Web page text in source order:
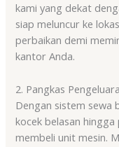
kami yang dekat
siap meluncur ke
perbaikan demi
kantor Anda.
2. Pangkas
Dengan sistem sewa
kocek belasan
membeli unit mesin.